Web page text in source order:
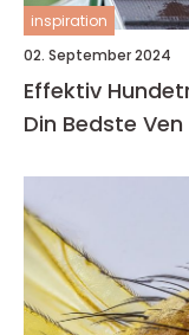
inspiration
02. September 2024
Effektiv
Din Bedste Ven